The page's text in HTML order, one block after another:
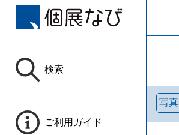
検索
ご利用ガイド
写真